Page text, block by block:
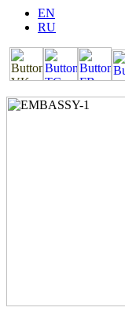
EN
RU